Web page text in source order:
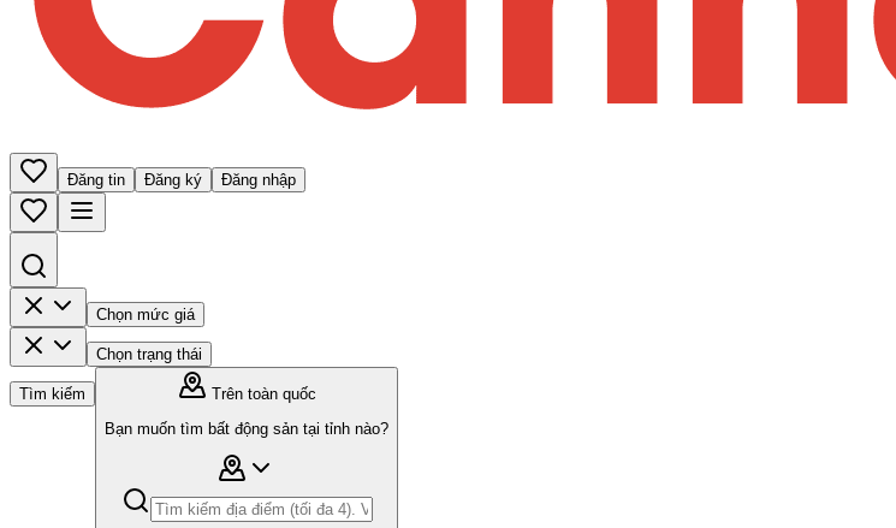
Đăng tin Đăng ký Đăng nhập
Chọn mức giá
Chọn trạng thái
Tìm kiếm
Trên toàn quốc
Bạn muốn tìm bất động sản tại tỉnh nào?